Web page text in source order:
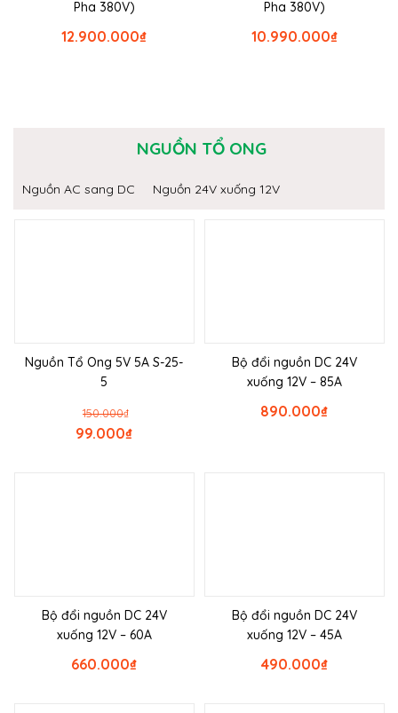
Pha 380V)
₫
12.900.000
Pha 380V)
₫
10.990.000
NGUỒN TỔ ONG
Nguồn AC sang DC Nguồn 24V xuống 12V
Nguồn Tổ Ong 5V 5A S-25-
5
₫
150.000
₫
99.000
Bộ đổi nguồn DC 24V
xuống 12V – 85A
₫
890.000
Bộ đổi nguồn DC 24V
xuống 12V – 60A
₫
660.000
Bộ đổi nguồn DC 24V
xuống 12V – 45A
₫
490.000